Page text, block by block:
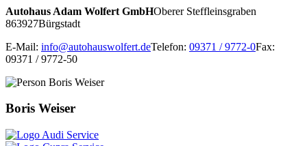
Autohaus Adam Wolfert GmbHOberer Steffleinsgraben
863927Bürgstadt
E-Mail: info@autohauswolfert.deTelefon: 09371 / 9772-0Fax:
09371 / 9772-50
Boris Weiser